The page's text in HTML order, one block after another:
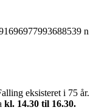
eksi­ste­ret i 75 år.
kl. 14.30 til 16.30.